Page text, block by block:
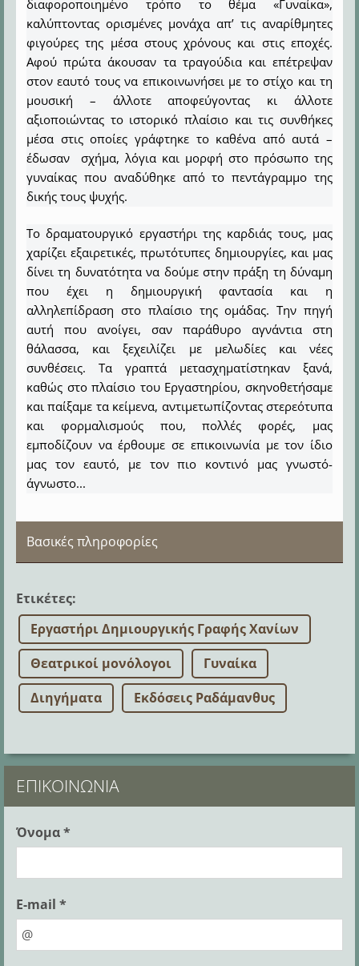
διαφοροποιημένο τρόπο το θέμα «Γυναίκα»,
καλύπτοντας ορισμένες μονάχα απ’ τις αναρίθμητες
φιγούρες της μέσα στους χρόνους και στις εποχές.
Αφού πρώτα άκουσαν τα τραγούδια και επέτρεψαν
στον εαυτό τους να επικοινωνήσει με το στίχο και τη
μουσική – άλλοτε αποφεύγοντας κι άλλοτε
αξιοποιώντας το ιστορικό πλαίσιο και τις συνθήκες
μέσα στις οποίες γράφτηκε το καθένα από αυτά –
έδωσαν σχήμα, λόγια και μορφή στο πρόσωπο της
γυναίκας που αναδύθηκε από το πεντάγραμμο της
δικής τους ψυχής.
Το δραματουργικό εργαστήρι της καρδιάς τους, μας
χαρίζει εξαιρετικές, πρωτότυπες δημιουργίες, και μας
δίνει τη δυνατότητα να δούμε στην πράξη τη δύναμη
που έχει η δημιουργική φαντασία και η
αλληλεπίδραση στο πλαίσιο της ομάδας. Την πηγή
αυτή που ανοίγει, σαν παράθυρο αγνάντια στη
θάλασσα, και ξεχειλίζει με μελωδίες και νέες
συνθέσεις. Τα γραπτά μετασχηματίστηκαν ξανά,
καθώς στο πλαίσιο του Εργαστηρίου, σκηνοθετήσαμε
και παίξαμε τα κείμενα, αντιμετωπίζοντας στερεότυπα
και φορμαλισμούς που, πολλές φορές, μας
εμποδίζουν να έρθουμε σε επικοινωνία με τον ίδιο
μας τον εαυτό, με τον πιο κοντινό μας γνωστό-
άγνωστο...
Βασικές πληροφορίες
Ετικέτες:
Εργαστήρι Δημιουργικής Γραφής Χανίων
Θεατρικοί μονόλογοι
Γυναίκα
Διηγήματα
Εκδόσεις Ραδάμανθυς
ΕΠΙΚΟΙΝΩΝΊΑ
Όνομα *
E-mail *